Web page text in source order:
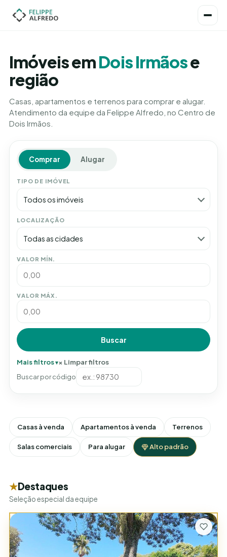
Imóveis emDois Irmãose
região
Casas, apartamentos e terrenos para comprar e alugar.
Atendimento da equipe da Felippe Alfredo, no Centro de
Dois Irmãos.
Comprar Alugar
TIPO DE IMÓVEL
Todos os imóveis
LOCALIZAÇÃO
Todas as cidades
VALOR MÍN.
VALOR MÁX.
Buscar
Mais filtros
Limpar filtros
Buscar por código
Casas à venda Apartamentos à venda Terrenos
Salas comerciais Para alugar Alto padrão
Destaques
Seleção especial da equipe